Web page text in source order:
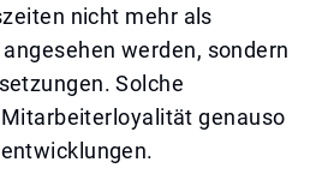
nicht mehr als
werden, sondern
Solche
genauso